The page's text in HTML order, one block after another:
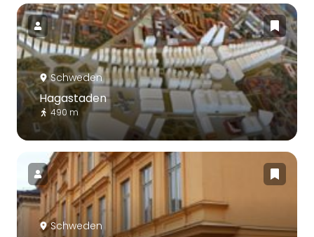
Schweden
Hagastaden
490 m
Schweden